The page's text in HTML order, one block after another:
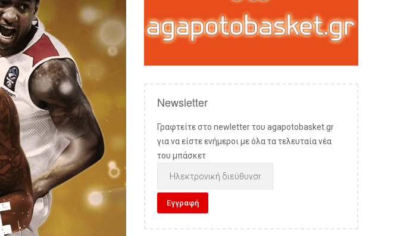
Newsletter
Γραφτείτε στο newletter του agapotobasket.gr
για να είστε ενήμεροι με όλα τα τελευταία νέα
του μπάσκετ